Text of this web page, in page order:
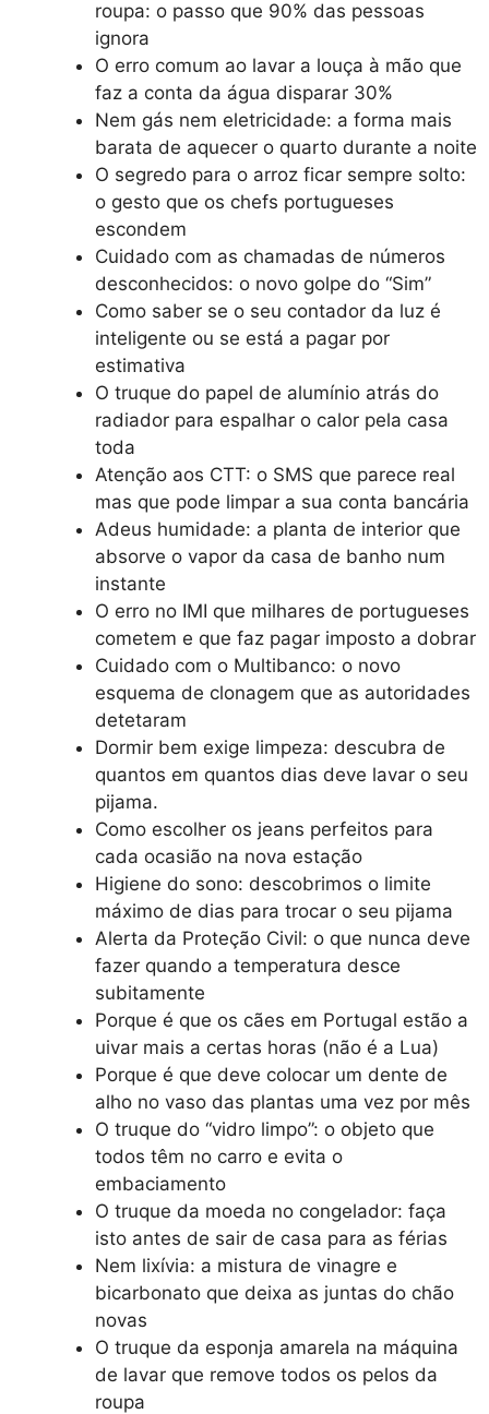
roupa: o passo que 90% das pessoas
ignora
O erro comum ao lavar a louça à mão que
faz a conta da água disparar 30%
Nem gás nem eletricidade: a forma mais
barata de aquecer o quarto durante a noite
O segredo para o arroz ficar sempre solto:
o gesto que os chefs portugueses
escondem
Cuidado com as chamadas de números
desconhecidos: o novo golpe do “Sim”
Como saber se o seu contador da luz é
inteligente ou se está a pagar por
estimativa
O truque do papel de alumínio atrás do
radiador para espalhar o calor pela casa
toda
Atenção aos CTT: o SMS que parece real
mas que pode limpar a sua conta bancária
Adeus humidade: a planta de interior que
absorve o vapor da casa de banho num
instante
O erro no IMI que milhares de portugueses
cometem e que faz pagar imposto a dobrar
Cuidado com o Multibanco: o novo
esquema de clonagem que as autoridades
detetaram
Dormir bem exige limpeza: descubra de
quantos em quantos dias deve lavar o seu
pijama.
Como escolher os jeans perfeitos para
cada ocasião na nova estação
Higiene do sono: descobrimos o limite
máximo de dias para trocar o seu pijama
Alerta da Proteção Civil: o que nunca deve
fazer quando a temperatura desce
subitamente
Porque é que os cães em Portugal estão a
uivar mais a certas horas (não é a Lua)
Porque é que deve colocar um dente de
alho no vaso das plantas uma vez por mês
O truque do “vidro limpo”: o objeto que
todos têm no carro e evita o
embaciamento
O truque da moeda no congelador: faça
isto antes de sair de casa para as férias
Nem lixívia: a mistura de vinagre e
bicarbonato que deixa as juntas do chão
novas
O truque da esponja amarela na máquina
de lavar que remove todos os pelos da
roupa